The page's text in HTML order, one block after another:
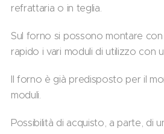
refrattaria o in teglia.
Sul forno si possono montare
rapido i vari moduli di utilizzo con
Il forno è già predisposto per il
moduli.
Possibilità di acquisto, a parte, di